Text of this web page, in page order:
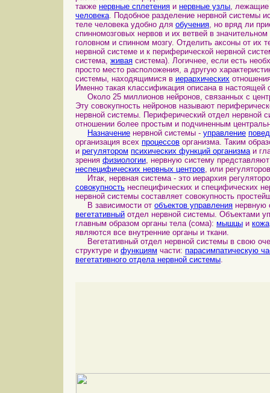
также нервные сплетения и нервные узлы, лежащие
человека. Подобное разделение нервной системы
теле человека удобно для обучения, но вряд ли
спинномозговых нервов и их ветвей в
головном и спинном мозгу. Отделить аксоны от их
нервной системе и к периферической нервной
система, живая система). Логичнее, если есть
просто место расположения, а другую
системы, находящимися в иерархических
Именно такая классификация описана в
Около 25 миллионов нейронов, связанных с
Эту совокупность нейронов называют
нервной системы. Периферический отдел нервной
отношении более простым и подчиненным
Назначение нервной системы - управление
организация всех процессов организма. Таким
и регулятором психических функций организмаи
зрения физиологии, нервную систему
неспецифических нервных центров, или
Итак, нервная система - это иерархия
совокупность неспецифических и специфических
нервной системы составляет совокупность
В зависимости от объектов управления нервную
вегетативный отдел нервной системы. Объектами
главным образом органы тела (сома): мышцы и кожа
являются все внутренние органы и ткани.
Вегетативный отдел нервной системы в свою
структуре и функциям части: парасимпатическую
вегетативного отдела нервной системы.